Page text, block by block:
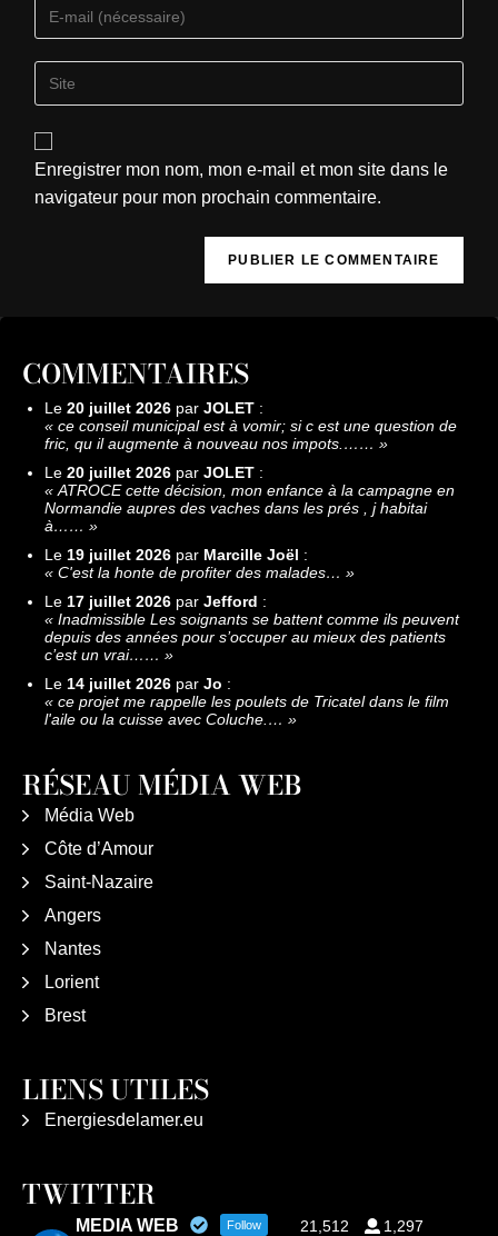
Enregistrer mon nom, mon e-mail et mon site dans le
navigateur pour mon prochain commentaire.
COMMENTAIRES
Le 20 juillet 2026 par JOLET :
« ce conseil municipal est à vomir; si c est une question de
fric, qu il augmente à nouveau nos impots.…… »
Le 20 juillet 2026 par JOLET :
« ATROCE cette décision, mon enfance à la campagne en
Normandie aupres des vaches dans les prés , j habitai
à…… »
Le 19 juillet 2026 par Marcille Joël :
« C'est la honte de profiter des malades… »
Le 17 juillet 2026 par Jefford :
« Inadmissible Les soignants se battent comme ils peuvent
depuis des années pour s’occuper au mieux des patients
c’est un vrai…… »
Le 14 juillet 2026 par Jo :
« ce projet me rappelle les poulets de Tricatel dans le film
l'aile ou la cuisse avec Coluche.… »
RÉSEAU MÉDIA WEB
Média Web
Côte d’Amour
Saint-Nazaire
Angers
Nantes
Lorient
Brest
LIENS UTILES
Energiesdelamer.eu
TWITTER
MEDIA WEB Follow 21,512 1,297